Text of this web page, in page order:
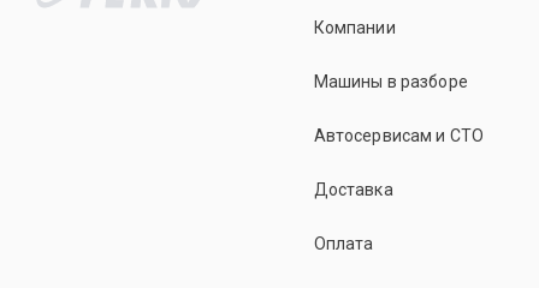
Компании
Машины в разборе
Автосервисам и СТО
Доставка
Оплата